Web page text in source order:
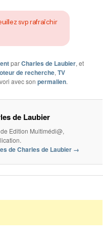
svp rafraîchir
parCharles de Laubier, et
de recherche,TV
avec sonpermalien.
de Laubier
Edition Multimédi@,
de Charles de Laubier →